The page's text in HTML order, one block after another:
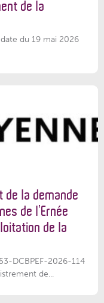
de la
du 19 mai 2026
la demande
de l’Ernée
de la
DCBPEF-2026-114
de...